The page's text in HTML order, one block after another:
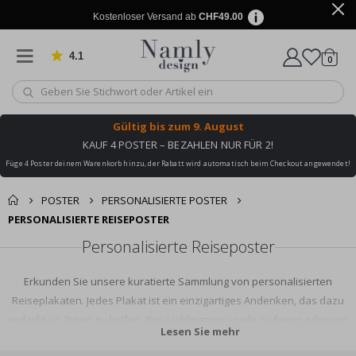
Kostenloser Versand ab CHF49.00
4.1 von 1030 Bewertungen
Wagen
0
Gültig bis zum 9. August
KAUF 4 POSTER – BEZAHLEN NUR FÜR 2!
Füge 4 Poster deinem Warenkorb hinzu, der Rabatt wird automatisch beim Checkout angewendet!
POSTER
PERSONALISIERTE POSTER
PERSONALISIERTE REISEPOSTER
Personalisierte Reiseposter
Erkunden Sie unsere kuratierte Sammlung von personalisierten
Reiseplakaten. Jedes Plakat ist ein einzigartiges Andenken, das dazu
neuen zu träumen. Von individuellen Stadtdrucken bis hin zu
Lesen Sie mehr